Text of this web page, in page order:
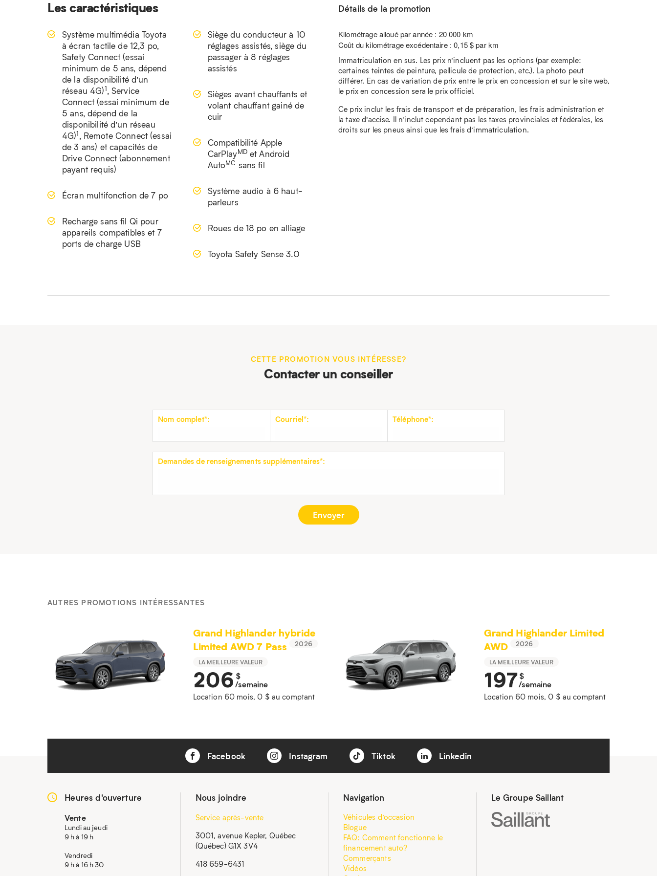
Les caractéristiques
Système multimédia Toyota
à écran tactile de 12,3 po,
Safety Connect (essai
minimum de 5 ans, dépend
de la disponibilité d’un
réseau 4G)1, Service
Connect (essai minimum de
5 ans, dépend de la
disponibilité d’un réseau
4G)1, Remote Connect (essai
de 3 ans) et capacités de
Drive Connect (abonnement
payant requis)
Écran multifonction de 7 po
Recharge sans fil Qi pour
appareils compatibles et 7
ports de charge USB
Siège du conducteur à 10
réglages assistés, siège du
passager à 8 réglages
assistés
Sièges avant chauffants et
volant chauffant gainé de
cuir
Compatibilité Apple
CarPlayMDet Android
AutoMC sans fil
Système audio à 6 haut-
parleurs
Roues de 18 po en alliage
Toyota Safety Sense 3.0
Détails de la promotion
Kilométrage alloué par année : 20 000 km
Coût du kilométrage excédentaire : 0,15 $ par km
Immatriculation en sus. Les prix n’incluent pas les options (par exemple:
certaines teintes de peinture, pellicule de protection, etc.). La photo peut
différer. En cas de variation de prix entre le prix en concession et sur le site web,
le prix en concession sera le prix officiel.
Ce prix inclut les frais de transport et de préparation, les frais administration et
la taxe d’accise. Il n’inclut cependant pas les taxes provinciales et fédérales, les
droits sur les pneus ainsi que les frais d’immatriculation.
CETTE PROMOTION VOUS INTÉRESSE?
Contacter un conseiller
Nom complet*: Courriel*: Téléphone*:
Demandes de renseignements supplémentaires*:
AUTRES PROMOTIONS INTÉRESSANTES
Grand Highlander hybride
Limited AWD 7 Pass
2026
LA MEILLEURE VALEUR
206 $
/semaine
Location 60 mois, 0 $ au comptant
Grand Highlander Limited
AWD
2026
LA MEILLEURE VALEUR
197$
/semaine
Location 60 mois, 0 $ au comptant
Facebook Instagram Tiktok Linkedin
Heures d'ouverture
Vente
Lundi au jeudi
9 h à 19 h
Vendredi
9 h à 16 h 30
Nous joindre
Service après-vente
3001, avenue Kepler, Québec
(Québec) G1X 3V4
418 659-6431
Navigation
Véhicules d’occasion
Blogue
FAQ: Comment fonctionne le
financement auto?
Commerçants
Vidéos
Le Groupe Saillant